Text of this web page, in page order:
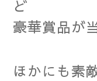
ど
豪華賞品が
ほかにも素